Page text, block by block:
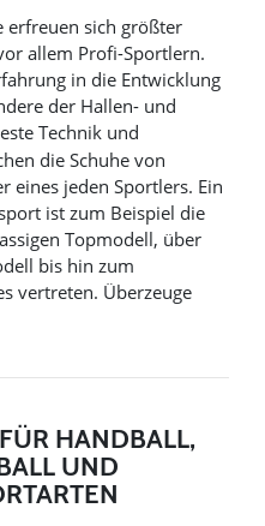
erfreuen sich größter
allem Profi-Sportlern.
in die Entwicklung
der Hallen- und
Technik und
die Schuhe von
eines jeden Sportlers. Ein
ist zum Beispiel die
Topmodell, über
bis hin zum
vertreten. Überzeuge
HANDBALL,
UND V